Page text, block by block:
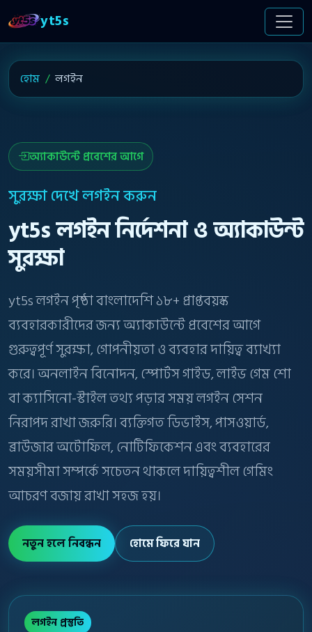
yt5s
হোম লগইন
অ্যাকাউন্টে প্রবেশের আগে
সুরক্ষা দেখে লগইন করুন
yt5s লগইন নির্দেশনা ও অ্যাকাউন্ট
সুরক্ষা
yt5s লগইন পৃষ্ঠা বাংলাদেশি ১৮+ প্রাপ্তবয়স্ক
ব্যবহারকারীদের জন্য অ্যাকাউন্টে প্রবেশের আগে
গুরুত্বপূর্ণ সুরক্ষা, গোপনীয়তা ও ব্যবহার দায়িত্ব ব্যাখ্যা
করে। অনলাইন বিনোদন, স্পোর্টস গাইড, লাইভ গেম শো
বা ক্যাসিনো-স্টাইল তথ্য পড়ার সময় লগইন সেশন
নিরাপদ রাখা জরুরি। ব্যক্তিগত ডিভাইস, পাসওয়ার্ড,
ব্রাউজার অটোফিল, নোটিফিকেশন এবং ব্যবহারের
সময়সীমা সম্পর্কে সচেতন থাকলে দায়িত্বশীল গেমিং
আচরণ বজায় রাখা সহজ হয়।
নতুন হলে নিবন্ধন হোমে ফিরে যান
লগইন প্রস্তুতি